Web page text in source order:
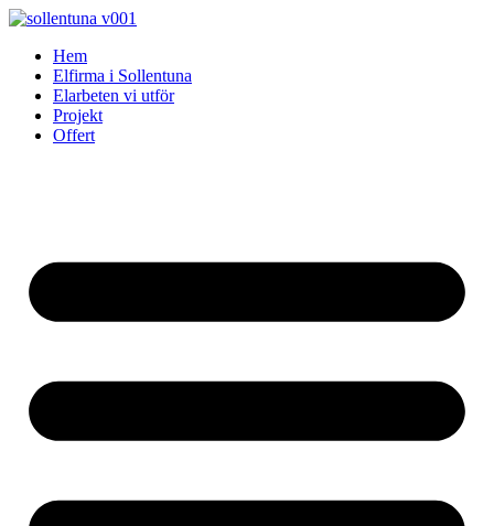
Skip
contentHem
Elfirma i Sollentuna
Elarbeten vi utför
Projekt
Offert